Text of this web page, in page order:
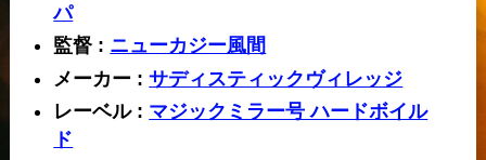
パ
監督 : ニューカジー風間
メーカー :サディスティックヴィレッジ
レーベル : マジックミラー号 ハードボイル
ド